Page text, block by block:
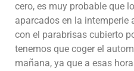
cero, es muy probable que
aparcados en la intemperie
con el parabrisas cubierto
tenemos que coger el
mañana, ya que a esas